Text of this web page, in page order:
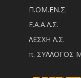
Π.ΟM.EN.Σ.
Ε.Α.Α.Λ.Σ.
ΛΕΣΧΗ Λ.Σ.
π. ΣΥΛΛΟΓΟΣ